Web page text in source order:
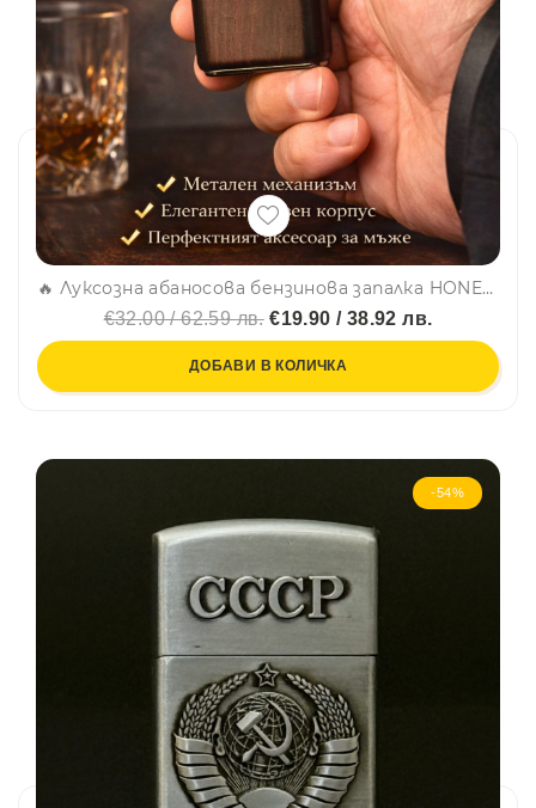
🔥 Луксозна абаносова бензинова запалка HONEST WOOD VINTAGE с 3 камъчета в комплекта, подаръчна кутия
€32.00 / 62.59 лв.€19.90 / 38.92 лв.
ДОБАВИ В КОЛИЧКА
-54%